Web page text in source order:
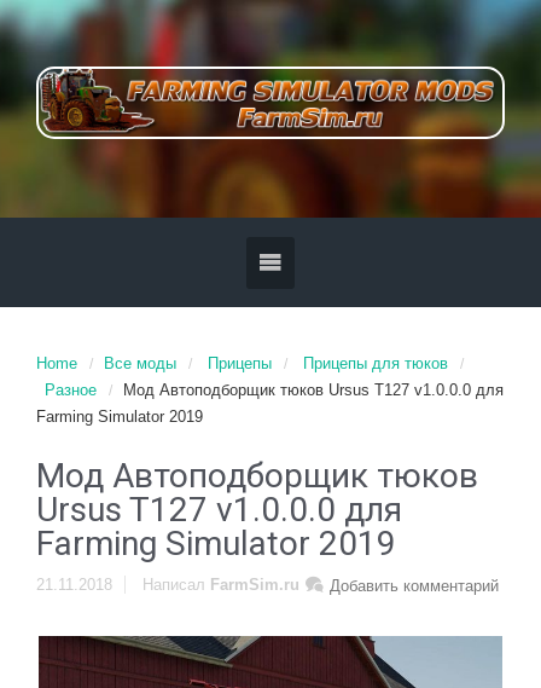
Home Все моды Прицепы
Прицепы для тюков
Разное
Мод Автоподборщик тюков Ursus T127 v1.0.0.0 для
Farming Simulator 2019
Мод Автоподборщик тюков
Ursus T127 v1.0.0.0 для
Farming Simulator 2019
21.11.2018 Добавить комментарий
Написал FarmSim.ru